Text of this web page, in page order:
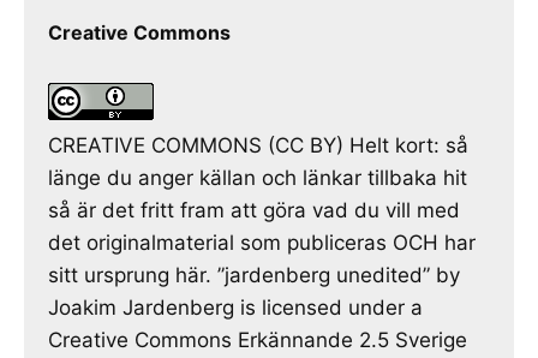
Creative Commons
CREATIVE COMMONS (CC BY) Helt kort: så
länge du anger källan och länkar tillbaka hit
så är det fritt fram att göra vad du vill med
det originalmaterial som publiceras OCH har
sitt ursprung här. ”jardenberg unedited” by
Joakim Jardenberg is licensed under a
Creative Commons Erkännande 2.5 Sverige